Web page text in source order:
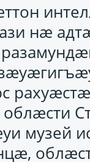
нӕ
музей